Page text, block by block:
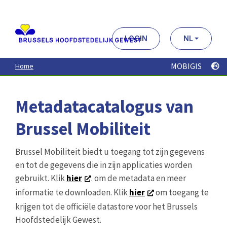
contenu
principal
LOGIN NL
Home MOBIGIS
Metadatacatalogus van
Brussel Mobiliteit
Brussel Mobiliteit biedt u toegang tot zijn gegevens
en tot de gegevens die in zijn applicaties worden
gebruikt. Klikhier
. om de metadata en meer
informatie te downloaden. Klikhier
om toegang te
krijgen tot de officiële datastore voor het Brussels
Hoofdstedelijk Gewest.